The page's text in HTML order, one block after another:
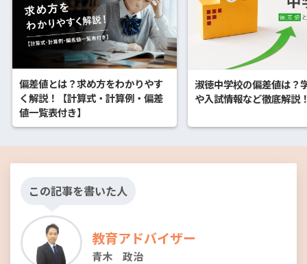
偏差値とは？求め方をわかりやす
く解説！【計算式・計算例・偏差
値一覧表付き】
淑徳中学校の偏差値は？
や入試情報など徹底解説
この記事を書いた人
教育アドバイザー
青木 政治